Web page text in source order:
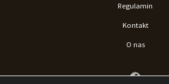
Regulamin
Kontakt
O nas